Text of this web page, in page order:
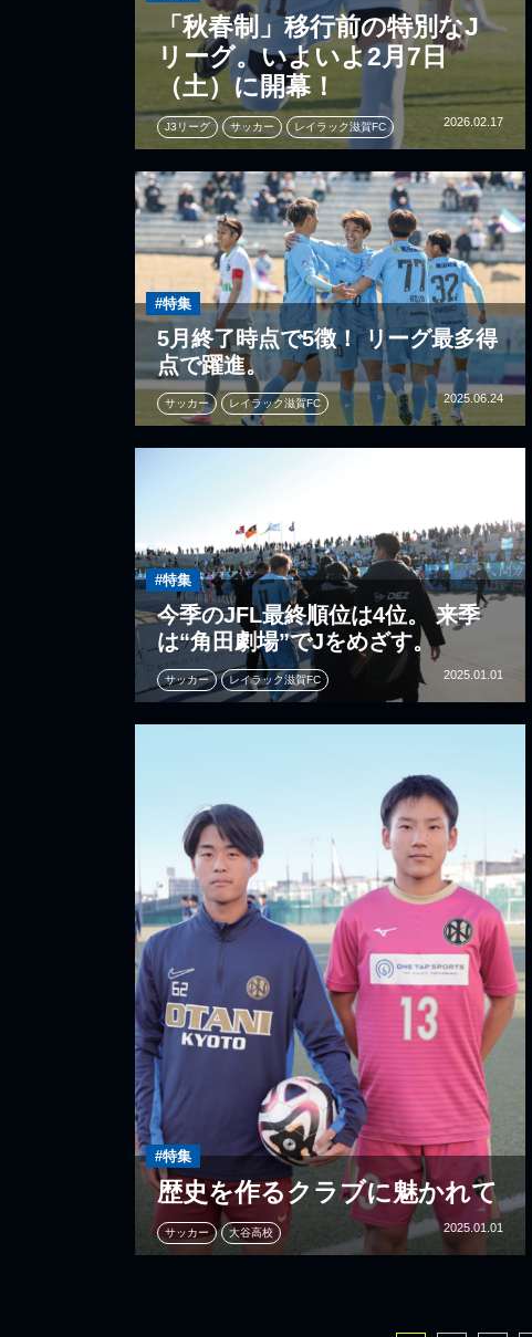
「秋春制」移行前の特別なJ
リーグ。いよいよ2月7日
（土）に開幕！
2026.02.17
J3リーグ サッカー レイラック滋賀FC
#特集
5月終了時点で5徴！ リーグ最多得
点で躍進。
2025.06.24
サッカー レイラック滋賀FC
#特集
今季のJFL最終順位は4位。 来季
は“角田劇場”でJをめざす。
2025.01.01
サッカー レイラック滋賀FC
#特集
歴史を作るクラブに魅かれて
2025.01.01
サッカー 大谷高校